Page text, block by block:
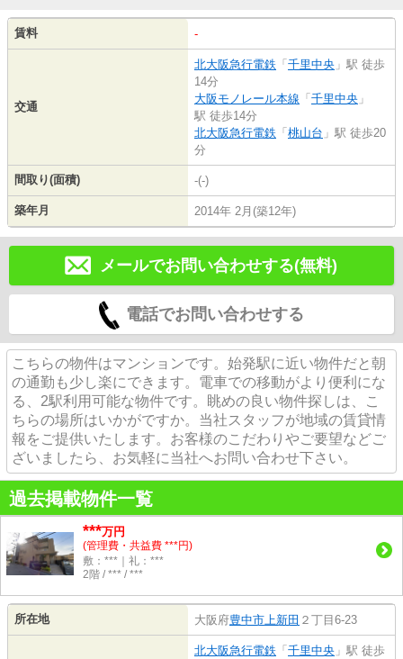
賃料 -
交通
北大阪急行電鉄 「 千里中央 」駅 徒歩
14分
大阪モノレール本線 「 千里中央 」
駅 徒歩14分
北大阪急行電鉄 「 桃山台 」駅 徒歩20
分
間取り(面積) -(-)
築年月 2014年 2月(築12年)
メールでお問い合わせする(無料)
電話でお問い合わせする
こちらの物件はマンションです。始発駅に近い物件だと朝
の通勤も少し楽にできます。電車での移動がより便利にな
る、2駅利用可能な物件です。眺めの良い物件探しは、こ
ちらの場所はいかがですか。当社スタッフが地域の賃貸情
報をご提供いたします。お客様のこだわりやご要望などご
ざいましたら、お気軽に当社へお問い合わせ下さい。
過去掲載物件一覧
***万円
(管理費・共益費 ***円)
敷：***｜礼：***
2階 / *** / ***
所在地 大阪府豊中市上新田 ２丁目6-23
北大阪急行電鉄 「 千里中央 」駅 徒歩